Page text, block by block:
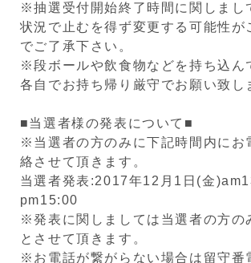
※抽選受付開始終了時間に関しまし
状況で止むを得ず変更する可能性が
でご了承下さい。
※段ボールや飲食物などを持ち込ん
各自でお持ち帰り厳守でお願い致し
■当選者様の発表について■
※当選者の方のみに下記時間内にお
絡させて頂きます。
当選者発表:2017年12月1日(金
pm15:00
※発表に関しましては当選者の方の
とさせて頂きます。
※お電話が繋がらない場合は留守番